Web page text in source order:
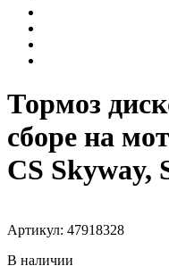
Тормоз
сборе на
CS Skyway,
Артикул: 47918328
В наличии